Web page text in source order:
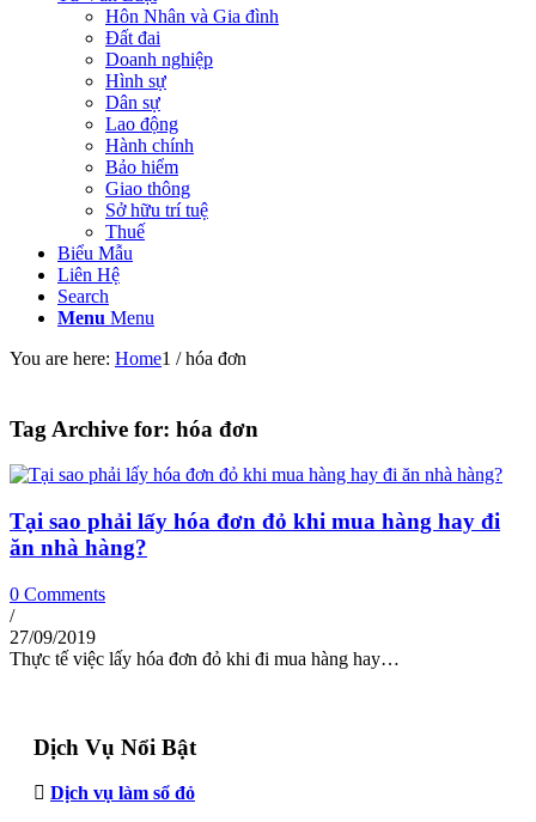
Hôn Nhân và Gia đình
Đất đai
Doanh nghiệp
Hình sự
Dân sự
Lao động
Hành chính
Bảo hiểm
Giao thông
Sở hữu trí tuệ
Thuế
Biểu Mẫu
Liên Hệ
Search
Menu Menu
You are here: Home1 / hóa đơn
Tag Archive for: hóa đơn
Tại sao phải lấy hóa đơn đỏ khi mua hàng hay đi
ăn nhà hàng?
0 Comments
/
27/09/2019
Thực tế việc lấy hóa đơn đỏ khi đi mua hàng hay…
Dịch Vụ Nổi Bật
Dịch vụ làm sổ đỏ